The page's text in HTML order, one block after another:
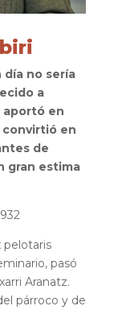
día no sería
a
aportó en
en
de
gran estima
pelotaris
pasó
Aranatz.
párroco y de